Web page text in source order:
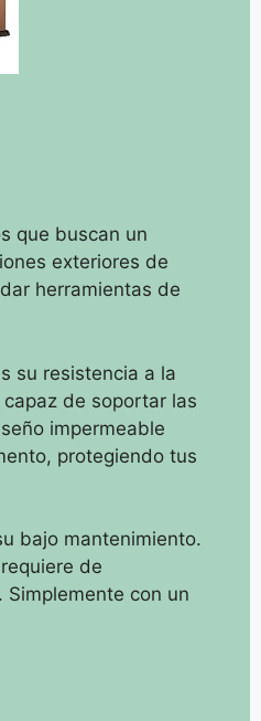
que buscan un
exteriores de
herramientas de
su resistencia a la
de soportar las
impermeable
protegiendo tus
bajo mantenimiento.
de
con un